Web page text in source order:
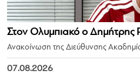
Στον Ολυμπιακό ο Δημήτρης
Ανακοίνωση της Διεύθυνσης
07.08.2026